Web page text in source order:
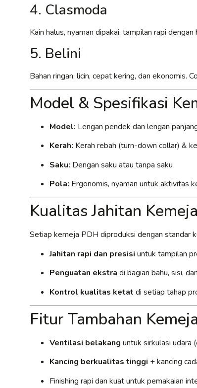
4. Clasmoda
Kain halus, nyaman dipakai, tampilan rapi
5. Belini
Bahan ringan, licin, cepat kering, dan ekonomis.
Model & Spesifikasi
Model: Lengan pendek dan lengan
Kerah: Kerah rebah (turn-down collar) &
Saku: Dengan saku atau tanpa saku
Pola: Ergonomis, nyaman untuk aktivitas
Kualitas Jahitan
Setiap kemeja PDH diproduksi dengan standar
Jahitan rapi dan presisi untuk tampilan
Penguatan ekstra di bagian bahu, sisi,
Kontrol kualitas ketat di setiap tahap
Fitur Tambahan
Ventilasi belakang untuk sirkulasi udara
Kancing berkualitas tinggi + kancing
Finishing rapi dan kuat untuk pemakaian